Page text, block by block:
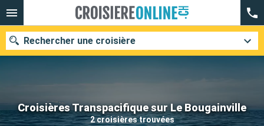
Croisières Transpacifique sur Le Bougainville
2 croisières trouvées
Rechercher une croisière
Nos destinations